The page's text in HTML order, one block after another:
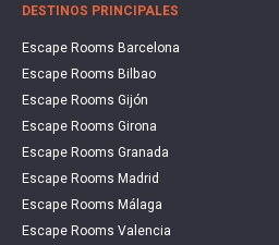
DESTINOS PRINCIPALES
Escape Rooms Barcelona
Escape Rooms Bilbao
Escape Rooms Gijón
Escape Rooms Girona
Escape Rooms Granada
Escape Rooms Madrid
Escape Rooms Málaga
Escape Rooms Valencia